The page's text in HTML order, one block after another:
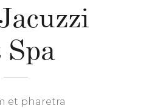
et pharetra